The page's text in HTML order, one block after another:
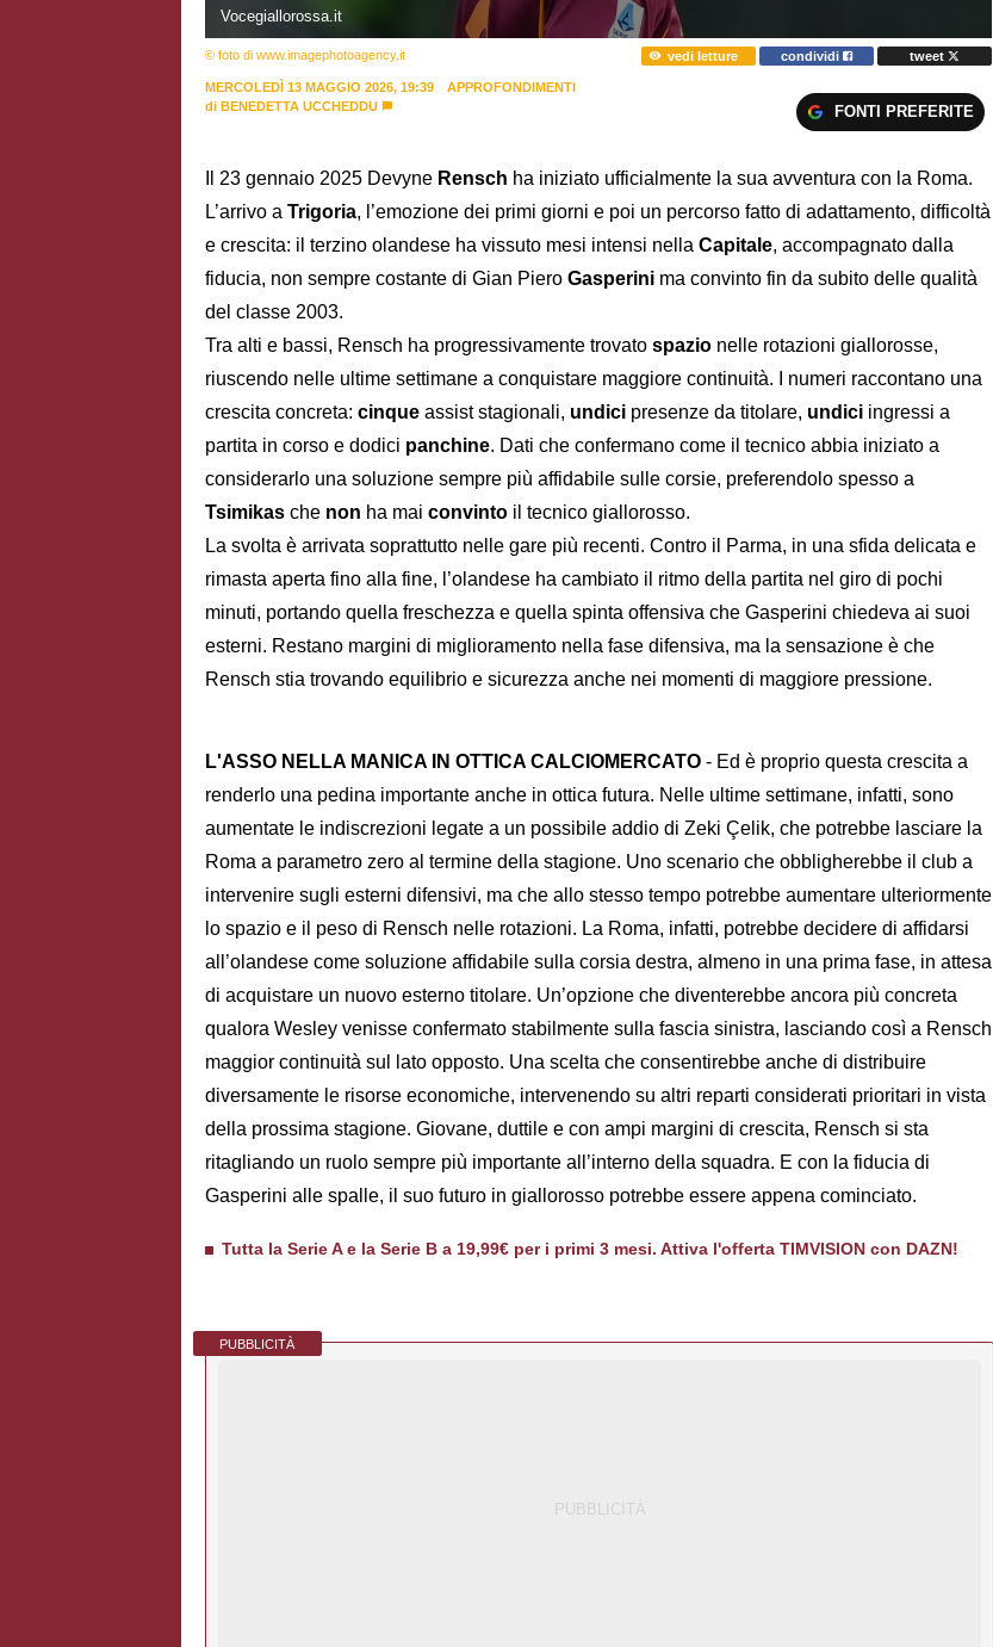
Vocegiallorossa.it
© foto di www.imagephotoagency.it vedi letture condividi tweet
MERCOLEDÌ 13 MAGGIO 2026, 19:39
APPROFONDIMENTI
di BENEDETTA UCCHEDDU FONTI PREFERITE
Il 23 gennaio 2025 Devyne Rensch ha iniziato ufficialmente la sua avventura con la Roma.
L’arrivo a Trigoria, l’emozione dei primi giorni e poi un percorso fatto di adattamento, difficoltà
e crescita: il terzino olandese ha vissuto mesi intensi nella Capitale, accompagnato dalla
fiducia, non sempre costante di Gian Piero Gasperini ma convinto fin da subito delle qualità
del classe 2003.
Tra alti e bassi, Rensch ha progressivamente trovato spazio nelle rotazioni giallorosse,
riuscendo nelle ultime settimane a conquistare maggiore continuità. I numeri raccontano una
crescita concreta: cinque assist stagionali, undici presenze da titolare, undici ingressi a
partita in corso e dodici panchine. Dati che confermano come il tecnico abbia iniziato a
considerarlo una soluzione sempre più affidabile sulle corsie, preferendolo spesso a
Tsimikas che non ha mai convinto il tecnico giallorosso.
La svolta è arrivata soprattutto nelle gare più recenti. Contro il Parma, in una sfida delicata e
rimasta aperta fino alla fine, l’olandese ha cambiato il ritmo della partita nel giro di pochi
minuti, portando quella freschezza e quella spinta offensiva che Gasperini chiedeva ai suoi
esterni. Restano margini di miglioramento nella fase difensiva, ma la sensazione è che
Rensch stia trovando equilibrio e sicurezza anche nei momenti di maggiore pressione.
L'ASSO NELLA MANICA IN OTTICA CALCIOMERCATO - Ed è proprio questa crescita a
renderlo una pedina importante anche in ottica futura. Nelle ultime settimane, infatti, sono
aumentate le indiscrezioni legate a un possibile addio di Zeki Çelik, che potrebbe lasciare la
Roma a parametro zero al termine della stagione. Uno scenario che obbligherebbe il club a
intervenire sugli esterni difensivi, ma che allo stesso tempo potrebbe aumentare ulteriormente
lo spazio e il peso di Rensch nelle rotazioni. La Roma, infatti, potrebbe decidere di affidarsi
all’olandese come soluzione affidabile sulla corsia destra, almeno in una prima fase, in attesa
di acquistare un nuovo esterno titolare. Un’opzione che diventerebbe ancora più concreta
qualora Wesley venisse confermato stabilmente sulla fascia sinistra, lasciando così a Rensch
maggior continuità sul lato opposto. Una scelta che consentirebbe anche di distribuire
diversamente le risorse economiche, intervenendo su altri reparti considerati prioritari in vista
della prossima stagione. Giovane, duttile e con ampi margini di crescita, Rensch si sta
ritagliando un ruolo sempre più importante all’interno della squadra. E con la fiducia di
Gasperini alle spalle, il suo futuro in giallorosso potrebbe essere appena cominciato.
Tutta la Serie A e la Serie B a 19,99€ per i primi 3 mesi. Attiva l'offerta TIMVISION con DAZN!
PUBBLICITÀ